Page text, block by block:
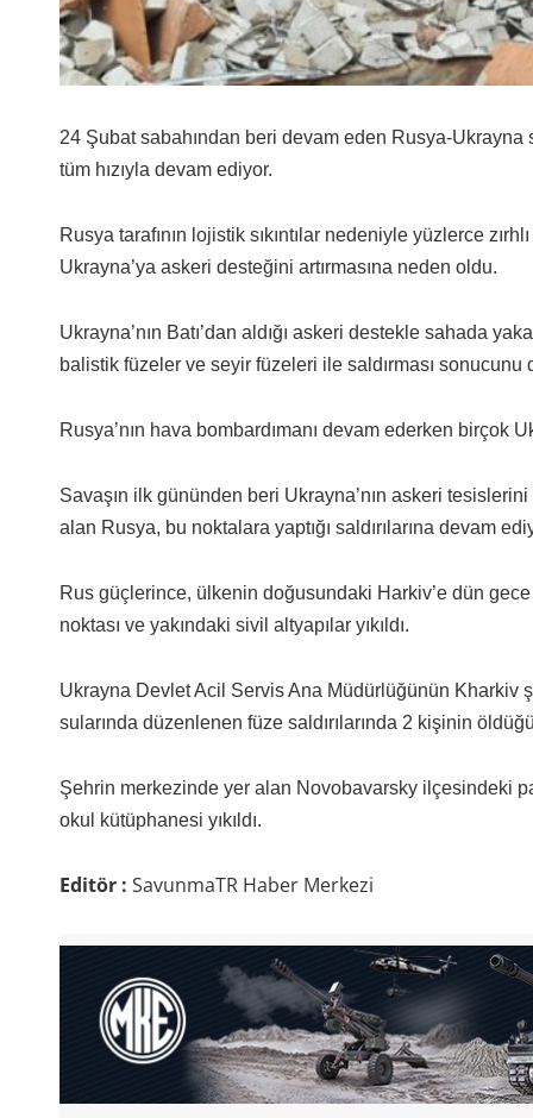
24 Şubat sabahından beri devam eden Rusya-
tüm hızıyla devam ediyor.
Rusya tarafının lojistik sıkıntılar nedeniyle yüzlerce
Ukrayna’ya askeri desteğini artırmasına neden oldu.
Ukrayna’nın Batı’dan aldığı askeri destekle sahada
balistik füzeler ve seyir füzeleri ile saldırması sonucunu
Rusya’nın hava bombardımanı devam ederken birçok
Savaşın ilk gününden beri Ukrayna’nın askeri
alan Rusya, bu noktalara yaptığı saldırılarına devam
Rus güçlerince, ülkenin doğusundaki Harkiv’e dün
noktası ve yakındaki sivil altyapılar yıkıldı.
Ukrayna Devlet Acil Servis Ana Müdürlüğünün Kharkiv
sularında düzenlenen füze saldırılarında 2 kişinin
Şehrin merkezinde yer alan Novobavarsky ilçesindeki
okul kütüphanesi yıkıldı.
Editör : SavunmaTR Haber Merkezi